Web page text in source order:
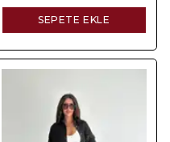
SEPETE EKLE